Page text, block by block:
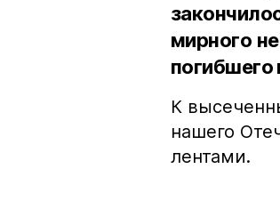
мирного
К
нашего
лентами.